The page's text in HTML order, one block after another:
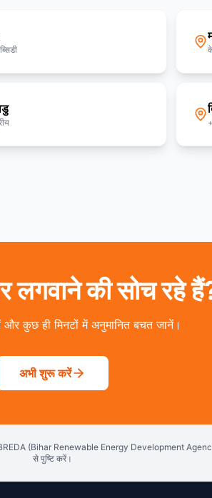
लगवाने की सोच रहे
और कुछ ही मिनटों में अनुमानित बचत जानें।
अभी शुरू करें
(Bihar Renewable Energy Development
से पुष्टि करें।